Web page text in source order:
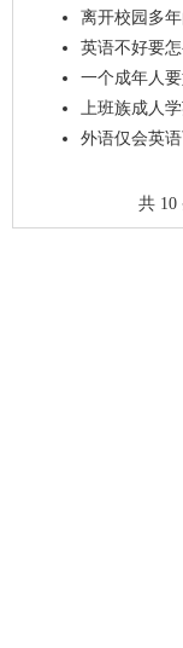
离开校园多
英语不好要
一个成年人
上班族成人
外语仅会英
共 10